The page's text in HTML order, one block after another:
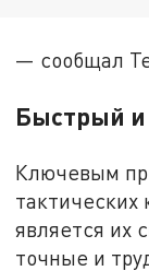
— сообщал
Быстрый
Ключевым
является их
точные и